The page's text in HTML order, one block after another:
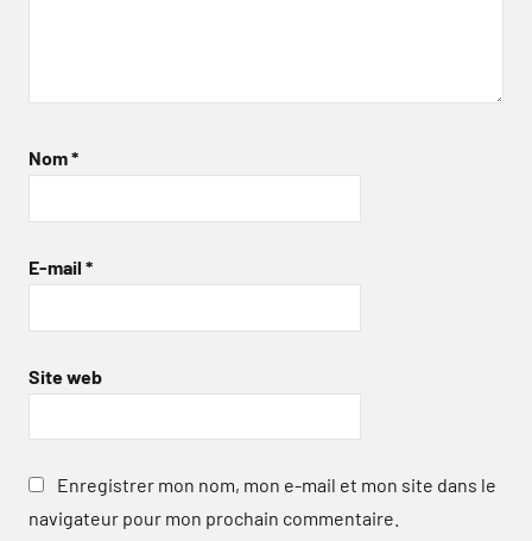
Nom*
E-mail *
Site web
Enregistrer mon nom, mon e-mail et mon site dans le
navigateur pour mon prochain commentaire.